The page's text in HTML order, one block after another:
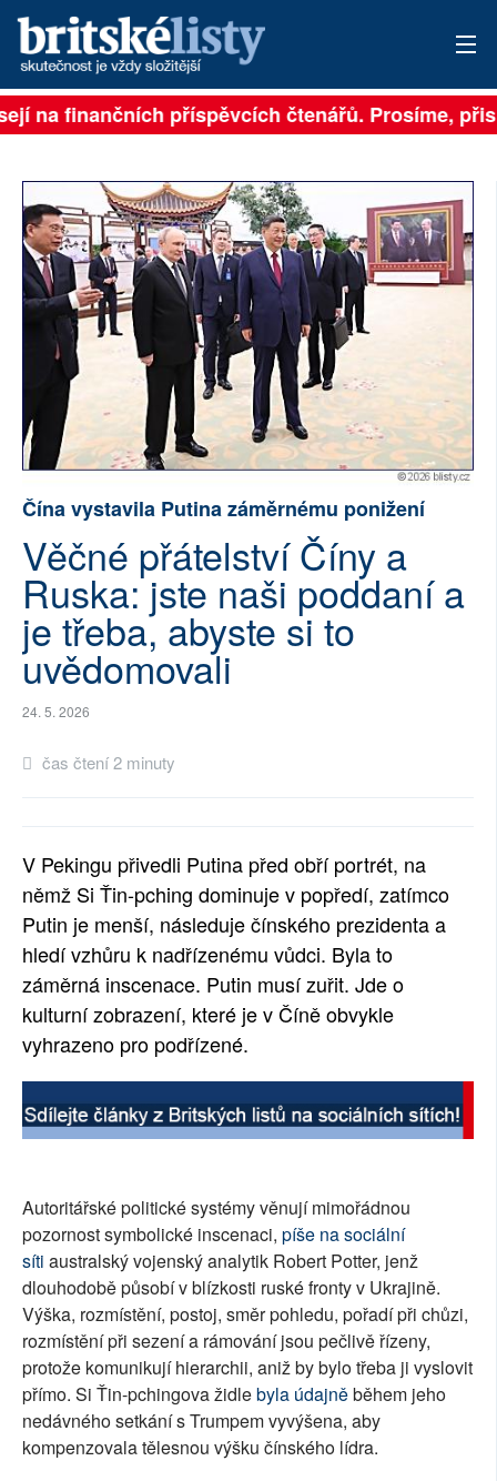
PŘIHLÁSIT
ARCHIV
ROZHOVORY
TÉMATA
NEJČTENĚJŠÍ ZA 7 DNÍ
AUTOŘI
PŘÍSPĚVKY NA PROVOZ
SOCIÁLNÍ SÍTĚ
RUBRIKY
PLNÁ VERZE STRÁNEK
na finančních příspěvcích čtenářů. Prosíme,
Čína vystavila Putina záměrnému ponižení
Věčné přátelství Číny a
Ruska: jste naši poddaní a
je třeba, abyste si to
uvědomovali
24. 5. 2026
čas čtení 2 minuty
V Pekingu přivedli Putina před obří portrét, na
němž Si Ťin-pching dominuje v popředí, zatímco
Putin je menší, následuje čínského prezidenta a
hledí vzhůru k nadřízenému vůdci. Byla to
záměrná inscenace. Putin musí zuřit. Jde o
kulturní zobrazení, které je v Číně obvykle
vyhrazeno pro podřízené.
Autoritářské politické systémy věnují mimořádnou
pozornost symbolické inscenaci, píše na sociální
síti australský vojenský analytik Robert Potter, jenž
dlouhodobě působí v blízkosti ruské fronty v Ukrajině.
Výška, rozmístění, postoj, směr pohledu, pořadí při chůzi,
rozmístění při sezení a rámování jsou pečlivě řízeny,
protože komunikují hierarchii, aniž by bylo třeba ji vyslovit
přímo. Si Ťin-pchingova židlebyla údajněběhem jeho
nedávného setkání s Trumpem vyvýšena, aby
kompenzovala tělesnou výšku čínského lídra.